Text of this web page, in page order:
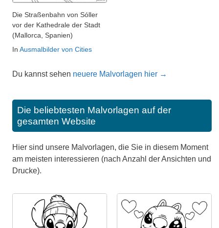
Die Straßenbahn von Sóller
vor der Kathedrale der Stadt
(Mallorca, Spanien)
In Ausmalbilder von Cities
Du kannst sehen neuere Malvorlagen hier →
Die beliebtesten Malvorlagen auf der
gesamten Website
Hier sind unsere Malvorlagen, die Sie in diesem Moment
am meisten interessieren (nach Anzahl der Ansichten und
Drucke).